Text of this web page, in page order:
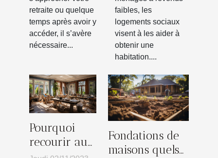
approche ?
retraite ou quelque
temps après avoir y
accéder, il s’avère
nécessaire...
faibles, les
logements sociaux
visent à les aider à
obtenir une
habitation....
Pourquoi
recourir aux
Fondations de
maisons quels